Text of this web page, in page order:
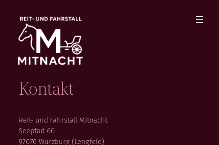
Inhalt
springen
Kontakt
Reit- und Fahrstall Mitnacht
Seepfad 60
97076 Würzburg (Lengfeld)